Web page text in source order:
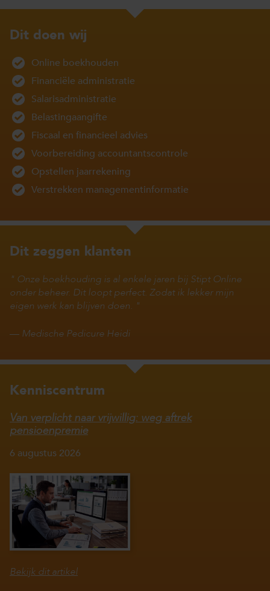
Dit doen wij
Online boekhouden
Financiële administratie
Salarisadministratie
Belastingaangifte
Fiscaal en financieel advies
Voorbereiding accountantscontrole
Opstellen jaarrekening
Verstrekken managementinformatie
Dit zeggen klanten
Onze boekhouding is al enkele jaren bij Stipt Online
onder beheer. Dit loopt perfect. Zodat ik lekker mijn
eigen werk kan blijven doen.
— Medische Pedicure Heidi
Kenniscentrum
Van verplicht naar vrijwillig: weg aftrek
pensioenpremie
6 augustus 2026
Bekijk dit artikel